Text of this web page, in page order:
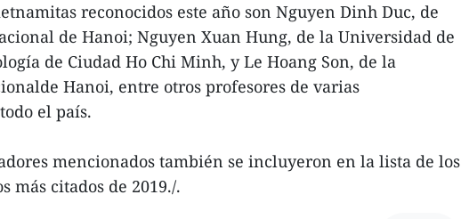
reconocidos este año son Nguyen Dinh Duc, de
de Hanoi; Nguyen Xuan Hung, de la Universidad de
de Ciudad Ho Chi Minh, y Le Hoang Son, de la
Hanoi, entre otros profesores de varias
el país.
mencionados también se incluyeron en la lista de los
más citados de 2019./.